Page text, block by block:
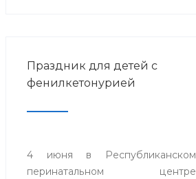
Праздник для детей с
фенилкетонурией
4 июня в Республиканском
перинатальном центре